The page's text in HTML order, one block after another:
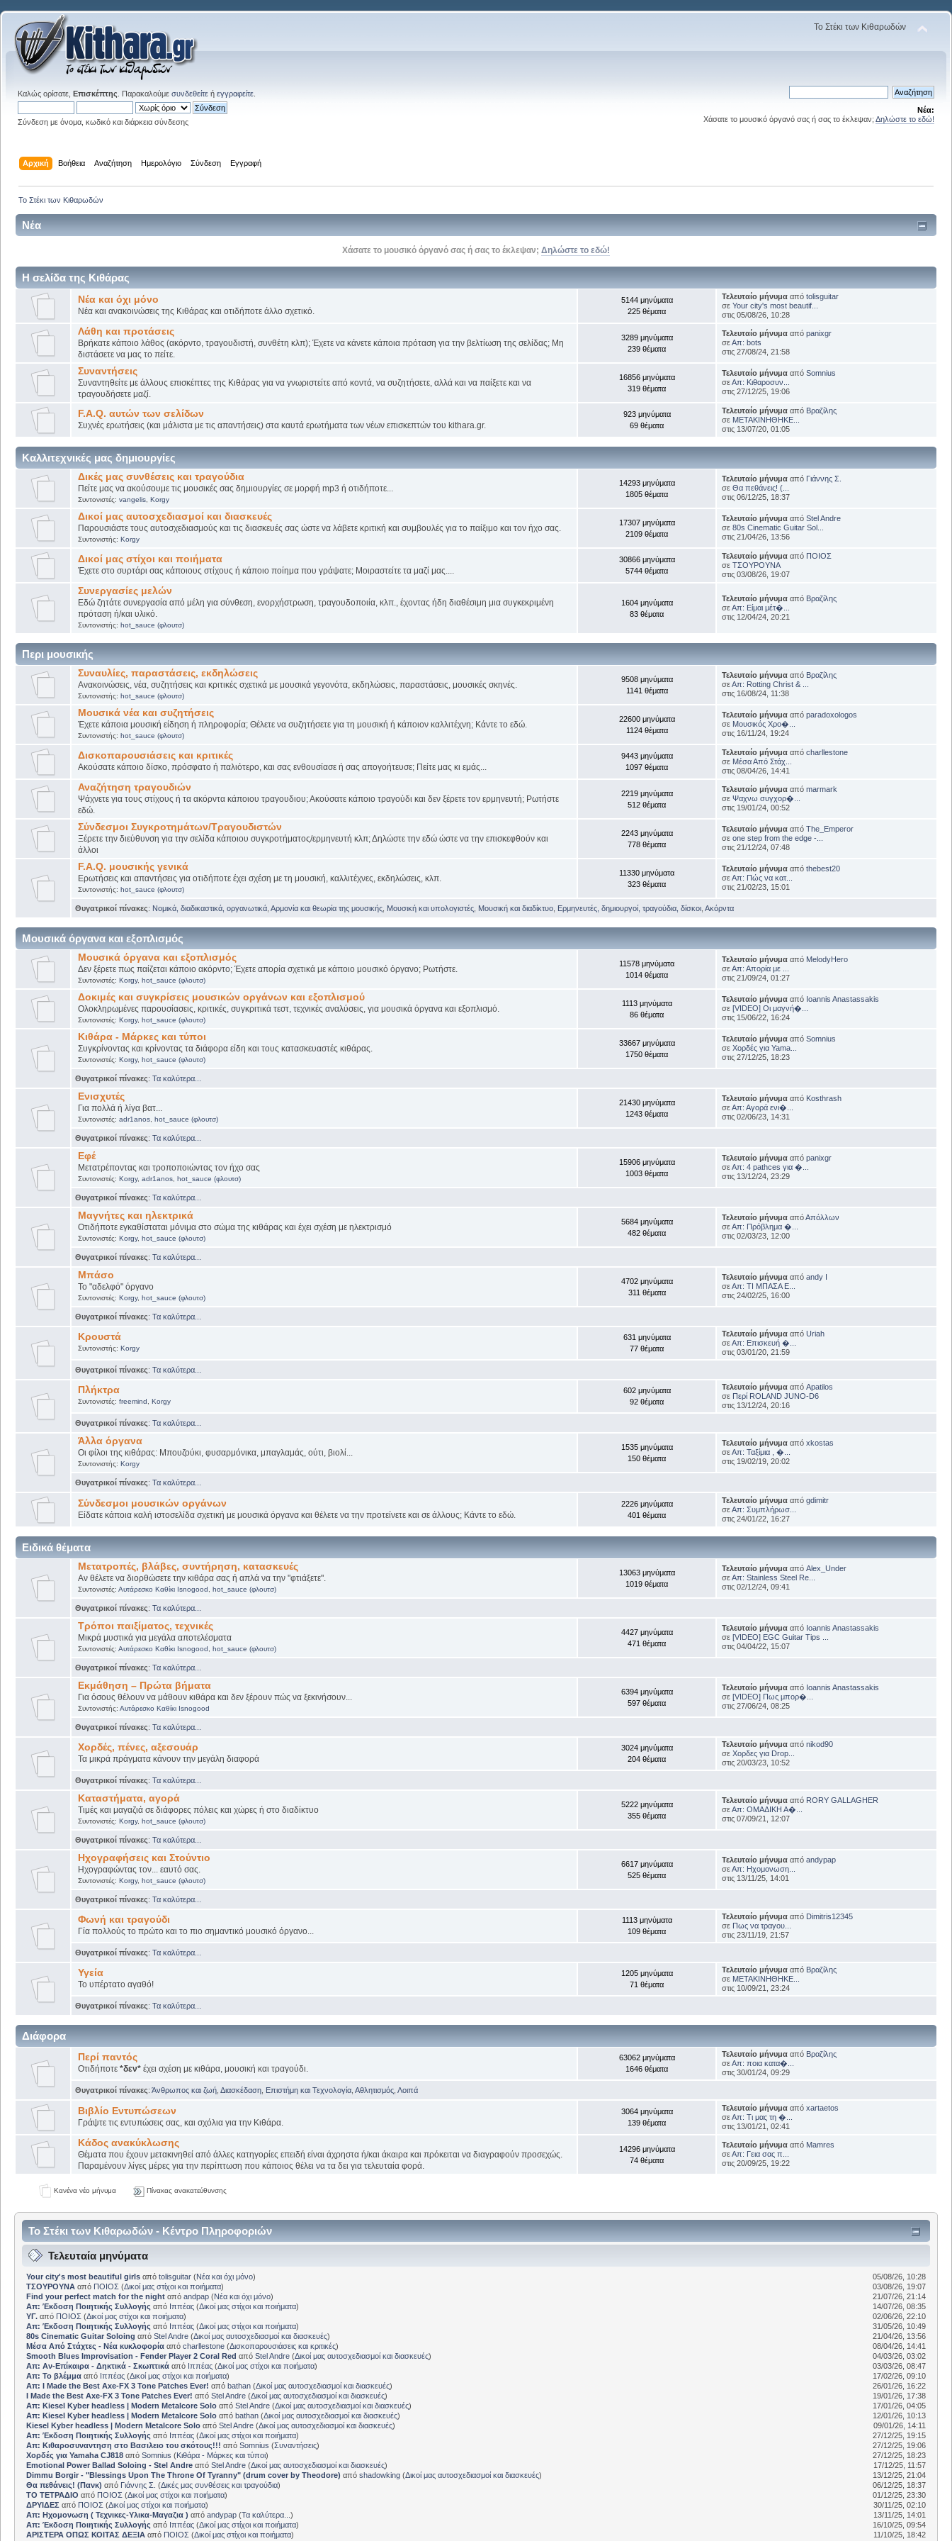
Το Στέκι των Κιθαρωδών
Καλώς ορίσατε, Επισκέπτης . Παρακαλούμε συνδεθείτε ή εγγραφείτε
Σύνδεση με όνομα, κωδικό και διάρκεια σύνδεσης
Νέα:
Χάσατε το μουσικό όργανό σας ή σας το έκλεψαν; Δηλώστε το εδώ!
Αρχική Βοήθεια Αναζήτηση Ημερολόγιο Σύνδεση Εγγραφή
Το Στέκι των Κιθαρωδών
Νέα
Χάσατε το μουσικό όργανό σας ή σας το έκλεψαν; Δηλώστε το εδώ!
Η σελίδα της Κιθάρας
Νέα και όχι μόνο
Νέα και ανακοινώσεις της Κιθάρας και οτιδήποτε άλλο σχετικό.
5144 μηνύματα
225 θέματα
Τελευταίο μήνυμα απόtolisguitar
σεYour city's most beautif...
στις 05/08/26, 10:28
Λάθη και προτάσεις
Βρήκατε κάποιο λάθος (ακόρντο, τραγουδιστή, συνθέτη κλπ); Έχετε να κάνετε κάποια πρόταση για την βελτίωση της σελίδας; Μη
διστάσετε να μας το πείτε.
3289 μηνύματα
239 θέματα
Τελευταίο μήνυμα απόpanixgr
σεΑπ: bots
στις 27/08/24, 21:58
Συναντήσεις
Συναντηθείτε με άλλους επισκέπτες της Κιθάρας για να γνωριστείτε από κοντά, να συζητήσετε, αλλά και να παίξετε και να
τραγουδήσετε μαζί.
16856 μηνύματα
319 θέματα
Τελευταίο μήνυμα απόSomnius
σεΑπ: Κιθαροσυν...
στις 27/12/25, 19:06
F.A.Q. αυτών των σελίδων
Συχνές ερωτήσεις (και μάλιστα με τις απαντήσεις) στα καυτά ερωτήματα των νέων επισκεπτών του kithara.gr.
923 μηνύματα
69 θέματα
Τελευταίο μήνυμα από Βραζίλης
σε ΜΕΤΑΚΙΝΗΘΗΚΕ...
στις 13/07/20, 01:05
Καλλιτεχνικές μας δημιουργίες
Δικές μας συνθέσεις και τραγούδια
Πείτε μας να ακούσουμε τις μουσικές σας δημιουργίες σε μορφή mp3 ή οτιδήποτε...
Συντονιστές: vangelis, Korgy
14293 μηνύματα
1805 θέματα
Τελευταίο μήνυμα από Γιάννης Σ.
σεΘα πεθάνεις! (...
στις 06/12/25, 18:37
Δικοί μας αυτοσχεδιασμοί και διασκευές
Παρουσιάστε τους αυτοσχεδιασμούς και τις διασκευές σας ώστε να λάβετε κριτική και συμβουλές για το παίξιμο και τον ήχο σας.
Συντονιστής: Korgy
17307 μηνύματα
2109 θέματα
Τελευταίο μήνυμα απόStel Andre
σε80s Cinematic Guitar Sol...
στις 21/04/26, 13:56
Δικοί μας στίχοι και ποιήματα
Έχετε στο συρτάρι σας κάποιους στίχους ή κάποιο ποίημα που γράψατε; Μοιραστείτε τα μαζί μας....
30866 μηνύματα
5744 θέματα
Τελευταίο μήνυμα από ΠΟΙΟΣ
σεΤΣΟΥΡΟΥΝΑ
στις 03/08/26, 19:07
Συνεργασίες μελών
Εδώ ζητάτε συνεργασία από μέλη για σύνθεση, ενορχήστρωση, τραγουδοποιία, κλπ., έχοντας ήδη διαθέσιμη μια συγκεκριμένη
πρόταση ή/και υλικό.
Συντονιστής: hot_sauce (φλουτσ)
1604 μηνύματα
83 θέματα
Τελευταίο μήνυμα από Βραζίλης
σεΑπ: Είμαι μέτ�...
στις 12/04/24, 20:21
Περι μουσικής
Συναυλίες, παραστάσεις, εκδηλώσεις
Ανακοινώσεις, νέα, συζητήσεις και κριτικές σχετικά με μουσικά γεγονότα, εκδηλώσεις, παραστάσεις, μουσικές σκηνές.
Συντονιστής: hot_sauce (φλουτσ)
9508 μηνύματα
1141 θέματα
Τελευταίο μήνυμα από Βραζίλης
σεΑπ: Rotting Christ & ...
στις 16/08/24, 11:38
Μουσικά νέα και συζητήσεις
Έχετε κάποια μουσική είδηση ή πληροφορία; Θέλετε να συζητήσετε για τη μουσική ή κάποιον καλλιτέχνη; Κάντε το εδώ.
Συντονιστής: hot_sauce (φλουτσ)
22600 μηνύματα
1124 θέματα
Τελευταίο μήνυμα απόparadoxologos
σε Μουσικός Χρο�...
στις 16/11/24, 19:24
Δισκοπαρουσιάσεις και κριτικές
Ακούσατε κάποιο δίσκο, πρόσφατο ή παλιότερο, και σας ενθουσίασε ή σας απογοήτευσε; Πείτε μας κι εμάς...
9443 μηνύματα
1097 θέματα
Τελευταίο μήνυμα απόcharllestone
σε Μέσα Από Στάχ...
στις 08/04/26, 14:41
Αναζήτηση τραγουδιών
Ψάχνετε για τους στίχους ή τα ακόρντα κάποιου τραγουδιου; Ακούσατε κάποιο τραγούδι και δεν ξέρετε τον ερμηνευτή; Ρωτήστε
εδώ.
2219 μηνύματα
512 θέματα
Τελευταίο μήνυμα απόmarmark
σεΨαχνω συγχορ�...
στις 19/01/24, 00:52
Σύνδεσμοι Συγκροτημάτων/Τραγουδιστών
Ξέρετε την διεύθυνση για την σελίδα κάποιου συγκροτήματος/ερμηνευτή κλπ; Δηλώστε την εδώ ώστε να την επισκεφθούν και
άλλοι
2243 μηνύματα
778 θέματα
Τελευταίο μήνυμα απόThe_Emperor
σεone step from the edge -...
στις 21/12/24, 07:48
F.A.Q. μουσικής γενικά
Ερωτήσεις και απαντήσεις για οτιδήποτε έχει σχέση με τη μουσική, καλλιτέχνες, εκδηλώσεις, κλπ.
Συντονιστής: hot_sauce (φλουτσ)
11330 μηνύματα
323 θέματα
Τελευταίο μήνυμα απόthebest20
σεΑπ: Πώς να κατ...
στις 21/02/23, 15:01
Θυγατρικοί πίνακες: Νομικά, διαδικαστικά, οργανωτικά Αρμονία και θεωρία της μουσικής Μουσική και υπολογιστές Μουσική και διαδίκτυο Ερμηνευτές, δημιουργοί, τραγούδια, δίσκοι Ακόρντα
Μουσικά όργανα και εξοπλισμός
Μουσικά όργανα και εξοπλισμός
Δεν ξέρετε πως παίζεται κάποιο ακόρντο; Έχετε απορία σχετικά με κάποιο μουσικό όργανο; Ρωτήστε.
Συντονιστές: Korgy, hot_sauce (φλουτσ)
11578 μηνύματα
1014 θέματα
Τελευταίο μήνυμα από MelodyHero
σεΑπ: Απορία με ...
στις 21/09/24, 01:27
Δοκιμές και συγκρίσεις μουσικών οργάνων και εξοπλισμού
Ολοκληρωμένες παρουσίασεις, κριτικές, συγκριτικά τεστ, τεχνικές αναλύσεις, για μουσικά όργανα και εξοπλισμό.
Συντονιστές: Korgy, hot_sauce (φλουτσ)
1113 μηνύματα
86 θέματα
Τελευταίο μήνυμα από Ioannis Anastassakis
σε[VIDEO] Οι μαγνή�...
στις 15/06/22, 16:24
Κιθάρα - Μάρκες και τύποι
Συγκρίνοντας και κρίνοντας τα διάφορα είδη και τους κατασκευαστές κιθάρας.
Συντονιστές: Korgy, hot_sauce (φλουτσ)
33667 μηνύματα
1750 θέματα
Τελευταίο μήνυμα απόSomnius
σεΧορδές για Yama...
στις 27/12/25, 18:23
Θυγατρικοί πίνακες: Τα καλύτερα...
Ενισχυτές
Για πολλά ή λίγα βατ...
Συντονιστές: adr1anos, hot_sauce (φλουτσ)
21430 μηνύματα
1243 θέματα
Τελευταίο μήνυμα από Kosthrash
σεΑπ: Αγορά ενι�...
στις 02/06/23, 14:31
Θυγατρικοί πίνακες: Τα καλύτερα...
Εφέ
Μετατρέποντας και τροποποιώντας τον ήχο σας
Συντονιστές: Korgy, adr1anos, hot_sauce (φλουτσ)
15906 μηνύματα
1003 θέματα
Τελευταίο μήνυμα απόpanixgr
σεΑπ: 4 pathces για �...
στις 13/12/24, 23:29
Θυγατρικοί πίνακες: Τα καλύτερα...
Μαγνήτες και ηλεκτρικά
Οτιδήποτε εγκαθίσταται μόνιμα στο σώμα της κιθάρας και έχει σχέση με ηλεκτρισμό
Συντονιστές: Korgy, hot_sauce (φλουτσ)
5684 μηνύματα
482 θέματα
Τελευταίο μήνυμα απόΑπόλλων
σεΑπ: Πρόβλημα �...
στις 02/03/23, 12:00
Θυγατρικοί πίνακες: Τα καλύτερα...
Μπάσο
Το "αδελφό" όργανο
Συντονιστές: Korgy, hot_sauce (φλουτσ)
4702 μηνύματα
311 θέματα
Τελευταίο μήνυμα απόandy I
σεΑπ: ΤΙ ΜΠΑΣΑ Ε...
στις 24/02/25, 16:00
Θυγατρικοί πίνακες: Τα καλύτερα...
Κρουστά
Συντονιστής: Korgy
631 μηνύματα
77 θέματα
Τελευταίο μήνυμα απόUriah
σεΑπ: Επισκευή �...
στις 03/01/20, 21:59
Θυγατρικοί πίνακες: Τα καλύτερα...
Πλήκτρα
Συντονιστές: freemind Korgy
602 μηνύματα
92 θέματα
Τελευταίο μήνυμα απόApatilos
σε Περί ROLAND JUNO-D6
στις 13/12/24, 20:16
Θυγατρικοί πίνακες: Τα καλύτερα...
Άλλα όργανα
Οι φίλοι της κιθάρας: Μπουζούκι, φυσαρμόνικα, μπαγλαμάς, ούτι, βιολί...
Συντονιστής: Korgy
1535 μηνύματα
150 θέματα
Τελευταίο μήνυμα απόxkostas
σεΑπ: Ταξίμια , �...
στις 19/02/19, 20:02
Θυγατρικοί πίνακες: Τα καλύτερα...
Σύνδεσμοι μουσικών οργάνων
Είδατε κάποια καλή ιστοσελίδα σχετική με μουσικά όργανα και θέλετε να την προτείνετε και σε άλλους; Κάντε το εδώ.
2226 μηνύματα
401 θέματα
Τελευταίο μήνυμα απόgdimitr
σεΑπ: Συμπλήρωσ...
στις 24/01/22, 16:27
Ειδικά θέματα
Μετατροπές, βλάβες, συντήρηση, κατασκευές
Αν θέλετε να διορθώσετε την κιθάρα σας ή απλά να την "φτιάξετε".
Συντονιστές: Αυτάρεσκο Καθίκι Isnogood hot_sauce (φλουτσ)
13063 μηνύματα
1019 θέματα
Τελευταίο μήνυμα απόAlex_Under
σεΑπ: Stainless Steel Re...
στις 02/12/24, 09:41
Θυγατρικοί πίνακες: Τα καλύτερα...
Τρόποι παιξίματος, τεχνικές
Μικρά μυστικά για μεγάλα αποτελέσματα
Συντονιστές: Αυτάρεσκο Καθίκι Isnogood hot_sauce (φλουτσ)
4427 μηνύματα
471 θέματα
Τελευταίο μήνυμα από Ioannis Anastassakis
σε[VIDEO] EGC Guitar Tips ...
στις 04/04/22, 15:07
Θυγατρικοί πίνακες: Τα καλύτερα...
Εκμάθηση – Πρώτα βήματα
Για όσους θέλουν να μάθουν κιθάρα και δεν ξέρουν πώς να ξεκινήσουν...
Συντονιστής: Αυτάρεσκο Καθίκι Isnogood
6394 μηνύματα
597 θέματα
Τελευταίο μήνυμα από Ioannis Anastassakis
σε[VIDEO] Πως μπορ�...
στις 27/06/24, 08:25
Θυγατρικοί πίνακες: Τα καλύτερα...
Χορδές, πένες, αξεσουάρ
Τα μικρά πράγματα κάνουν την μεγάλη διαφορά
3024 μηνύματα
204 θέματα
Τελευταίο μήνυμα απόnikod90
σεΧορδες για Drop...
στις 20/03/23, 10:52
Θυγατρικοί πίνακες: Τα καλύτερα...
Καταστήματα, αγορά
Τιμές και μαγαζιά σε διάφορες πόλεις και χώρες ή στο διαδίκτυο
Συντονιστές: Korgy, hot_sauce (φλουτσ)
5222 μηνύματα
355 θέματα
Τελευταίο μήνυμα από RORY GALLAGHER
σεΑπ: ΟΜΑΔΙΚΗ Α�...
στις 07/09/21, 12:07
Θυγατρικοί πίνακες: Τα καλύτερα...
Ηχογραφήσεις και Στούντιο
Ηχογραφώντας τον... εαυτό σας.
Συντονιστές: Korgy, hot_sauce (φλουτσ)
6617 μηνύματα
525 θέματα
Τελευταίο μήνυμα απόandypap
σεΑπ: Ηχομονωση...
στις 13/11/25, 14:01
Θυγατρικοί πίνακες: Τα καλύτερα...
Φωνή και τραγούδι
Γία πολλούς το πρώτο και το πιο σημαντικό μουσικό όργανο...
1113 μηνύματα
109 θέματα
Τελευταίο μήνυμα από Dimitris12345
σε Πως να τραγου...
στις 23/11/19, 21:57
Θυγατρικοί πίνακες: Τα καλύτερα...
Υγεία
Το υπέρτατο αγαθό!
1205 μηνύματα
71 θέματα
Τελευταίο μήνυμα από Βραζίλης
σε ΜΕΤΑΚΙΝΗΘΗΚΕ...
στις 10/09/21, 23:24
Θυγατρικοί πίνακες: Τα καλύτερα...
Διάφορα
Περί παντός
Οτιδήποτε *δεν*έχει σχέση με κιθάρα, μουσική και τραγούδι.
63062 μηνύματα
1646 θέματα
Τελευταίο μήνυμα από Βραζίλης
σεΑπ: ποια κατα�...
στις 30/01/24, 09:29
Θυγατρικοί πίνακες: Άνθρωπος και ζωή Διασκέδαση Επιστήμη και Τεχνολογία Αθλητισμός Λοιπά
Βιβλίο Εντυπώσεων
Γράψτε τις εντυπώσεις σας, και σχόλια για την Κιθάρα.
3064 μηνύματα
139 θέματα
Τελευταίο μήνυμα απόxartaetos
σεΑπ: Τι μας τη �...
στις 13/01/21, 02:41
Κάδος ανακύκλωσης
Θέματα που έχουν μετακινηθεί από άλλες κατηγορίες επειδή είναι άχρηστα ή/και άκαιρα και πρόκειται να διαγραφούν προσεχώς.
Παραμένουν λίγες μέρες για την περίπτωση που κάποιος θέλει να τα δει για τελευταία φορά.
14296 μηνύματα
74 θέματα
Τελευταίο μήνυμα από Mamres
σεΑπ: Γεια σας π...
στις 20/09/25, 19:22
Κανένα νέο μήνυμα Πίνακας ανακατεύθυνσης
Το Στέκι των Κιθαρωδών - Κέντρο Πληροφοριών
Τελευταία μηνύματα
Your city's most beautiful girlsαπό tolisguitar(Νέα και όχι μόνο)
05/08/26, 10:28
ΤΣΟΥΡΟΥΝΑαπό ΠΟΙΟΣ (Δικοί μας στίχοι και ποιήματα)
03/08/26, 19:07
Find your perfect match for the nightαπό andpap(Νέα και όχι μόνο)
21/07/26, 21:14
Απ: Έκδοση Ποιητικής Συλλογής από Ιππέας(Δικοί μας στίχοι και ποιήματα)
14/07/26, 08:35
ΥΓ.από ΠΟΙΟΣ (Δικοί μας στίχοι και ποιήματα)
02/06/26, 22:10
Απ: Έκδοση Ποιητικής Συλλογής από Ιππέας(Δικοί μας στίχοι και ποιήματα)
31/05/26, 10:49
80s Cinematic Guitar Soloing από Stel Andre(Δικοί μας αυτοσχεδιασμοί και διασκευές)
21/04/26, 13:56
Μέσα Από Στάχτες - Νέα κυκλοφορίααπό charllestone(Δισκοπαρουσιάσεις και κριτικές)
08/04/26, 14:41
Smooth Blues Improvisation - Fender Player 2 Coral Red από Stel Andre(Δικοί μας αυτοσχεδιασμοί και διασκευές)
04/03/26, 03:02
Απ: Αν-Επίκαιρα - Δηκτικά - Σκωπτικά από Ιππέας(Δικοί μας στίχοι και ποιήματα)
03/03/26, 08:47
Απ: Το βλέμμα από Ιππέας(Δικοί μας στίχοι και ποιήματα)
17/02/26, 09:10
Απ: I Made the Best Axe-FX 3 Tone Patches Ever! από bathan(Δικοί μας αυτοσχεδιασμοί και διασκευές)
26/01/26, 16:22
I Made the Best Axe-FX 3 Tone Patches Ever! από Stel Andre(Δικοί μας αυτοσχεδιασμοί και διασκευές)
19/01/26, 17:38
Απ: Kiesel Kyber headless | Modern Metalcore Solo από Stel Andre(Δικοί μας αυτοσχεδιασμοί και διασκευές)
17/01/26, 04:05
Απ: Kiesel Kyber headless | Modern Metalcore Solo από bathan(Δικοί μας αυτοσχεδιασμοί και διασκευές)
12/01/26, 10:13
Kiesel Kyber headless | Modern Metalcore Solo από Stel Andre(Δικοί μας αυτοσχεδιασμοί και διασκευές)
09/01/26, 14:11
Απ: Έκδοση Ποιητικής Συλλογής από Ιππέας(Δικοί μας στίχοι και ποιήματα)
27/12/25, 19:15
Απ: Κιθαροσυναντηση στο Βασιλειο του σκότους!!! από Somnius (Συναντήσεις)
27/12/25, 19:06
Χορδές για Yamaha CJ818από Somnius (Κιθάρα - Μάρκες και τύποι)
27/12/25, 18:23
Emotional Power Ballad Soloing - Stel Andreαπό Stel Andre(Δικοί μας αυτοσχεδιασμοί και διασκευές)
17/12/25, 11:57
Dimmu Borgir - "Blessings Upon The Throne Of Tyranny" (drum cover by Theodore) από shadowking(Δικοί μας αυτοσχεδιασμοί και διασκευές)
13/12/25, 21:04
Θα πεθάνεις! (Πανκ) από Γιάννης Σ. (Δικές μας συνθέσεις και τραγούδια)
06/12/25, 18:37
ΤΟ ΤΕΤΡΑΔΙΟ από ΠΟΙΟΣ (Δικοί μας στίχοι και ποιήματα)
01/12/25, 23:30
ΔΡΥΙΔΕΣ από ΠΟΙΟΣ (Δικοί μας στίχοι και ποιήματα)
30/11/25, 02:10
Απ: Ηχομονωση ( Τεχνικες-Υλικα-Μαγαζια ) από andypap(Τα καλύτερα... )
13/11/25, 14:01
Απ: Έκδοση Ποιητικής Συλλογής από Ιππέας(Δικοί μας στίχοι και ποιήματα)
16/10/25, 09:54
ΑΡΙΣΤΕΡΑ ΟΠΩΣ ΚΟΙΤΑΣ ΔΕΞΙΑαπό ΠΟΙΟΣ (Δικοί μας στίχοι και ποιήματα)
11/10/25, 18:42